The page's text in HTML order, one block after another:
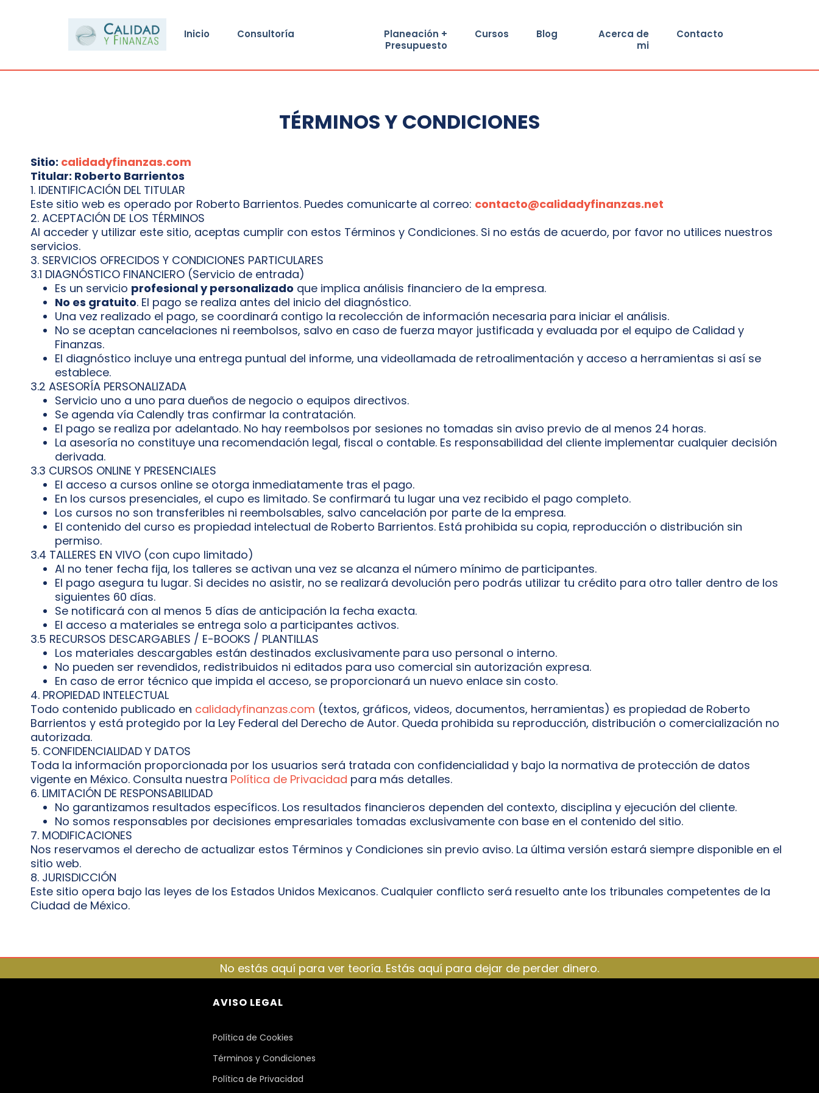
Inicio Consultoría
Planeación +
Presupuesto
Cursos Blog
Acerca de
mi
Contacto
TÉRMINOS Y CONDICIONES
Sitio: calidadyfinanzas.com
Titular: Roberto Barrientos
1. IDENTIFICACIÓN DEL TITULAR
Este sitio web es operado por Roberto Barrientos. Puedes comunicarte al correo: contacto@calidadyfinanzas.net
2. ACEPTACIÓN DE LOS TÉRMINOS
Al acceder y utilizar este sitio, aceptas cumplir con estos Términos y Condiciones. Si no estás de acuerdo, por favor no utilices nuestros
servicios.
3. SERVICIOS OFRECIDOS Y CONDICIONES PARTICULARES
3.1 DIAGNÓSTICO FINANCIERO (Servicio de entrada)
Es un servicio profesional y personalizado que implica análisis financiero de la empresa.
No es gratuito. El pago se realiza antes del inicio del diagnóstico.
Una vez realizado el pago, se coordinará contigo la recolección de información necesaria para iniciar el análisis.
No se aceptan cancelaciones ni reembolsos, salvo en caso de fuerza mayor justificada y evaluada por el equipo de Calidad y
Finanzas.
El diagnóstico incluye una entrega puntual del informe, una videollamada de retroalimentación y acceso a herramientas si así se
establece.
3.2 ASESORÍA PERSONALIZADA
Servicio uno a uno para dueños de negocio o equipos directivos.
Se agenda vía Calendly tras confirmar la contratación.
El pago se realiza por adelantado. No hay reembolsos por sesiones no tomadas sin aviso previo de al menos 24 horas.
La asesoría no constituye una recomendación legal, fiscal o contable. Es responsabilidad del cliente implementar cualquier decisión
derivada.
3.3 CURSOS ONLINE Y PRESENCIALES
El acceso a cursos online se otorga inmediatamente tras el pago.
En los cursos presenciales, el cupo es limitado. Se confirmará tu lugar una vez recibido el pago completo.
Los cursos no son transferibles ni reembolsables, salvo cancelación por parte de la empresa.
El contenido del curso es propiedad intelectual de Roberto Barrientos. Está prohibida su copia, reproducción o distribución sin
permiso.
3.4 TALLERES EN VIVO (con cupo limitado)
Al no tener fecha fija, los talleres se activan una vez se alcanza el número mínimo de participantes.
El pago asegura tu lugar. Si decides no asistir, no se realizará devolución pero podrás utilizar tu crédito para otro taller dentro de los
siguientes 60 días.
Se notificará con al menos 5 días de anticipación la fecha exacta.
El acceso a materiales se entrega solo a participantes activos.
3.5 RECURSOS DESCARGABLES / E-BOOKS / PLANTILLAS
Los materiales descargables están destinados exclusivamente para uso personal o interno.
No pueden ser revendidos, redistribuidos ni editados para uso comercial sin autorización expresa.
En caso de error técnico que impida el acceso, se proporcionará un nuevo enlace sin costo.
4. PROPIEDAD INTELECTUAL
Todo contenido publicado en calidadyfinanzas.com (textos, gráficos, videos, documentos, herramientas) es propiedad de Roberto
Barrientos y está protegido por la Ley Federal del Derecho de Autor. Queda prohibida su reproducción, distribución o comercialización no
autorizada.
5. CONFIDENCIALIDAD Y DATOS
Toda la información proporcionada por los usuarios será tratada con confidencialidad y bajo la normativa de protección de datos
vigente en México. Consulta nuestra Política de Privacidad para más detalles.
6. LIMITACIÓN DE RESPONSABILIDAD
No garantizamos resultados específicos. Los resultados financieros dependen del contexto, disciplina y ejecución del cliente.
No somos responsables por decisiones empresariales tomadas exclusivamente con base en el contenido del sitio.
7. MODIFICACIONES
Nos reservamos el derecho de actualizar estos Términos y Condiciones sin previo aviso. La última versión estará siempre disponible en el
sitio web.
8. JURISDICCIÓN
Este sitio opera bajo las leyes de los Estados Unidos Mexicanos. Cualquier conflicto será resuelto ante los tribunales competentes de la
Ciudad de México.
No estás aquí para ver teoría. Estás aquí para dejar de perder dinero.
AVISO LEGAL
Política de Cookies
Términos y Condiciones
Política de Privacidad